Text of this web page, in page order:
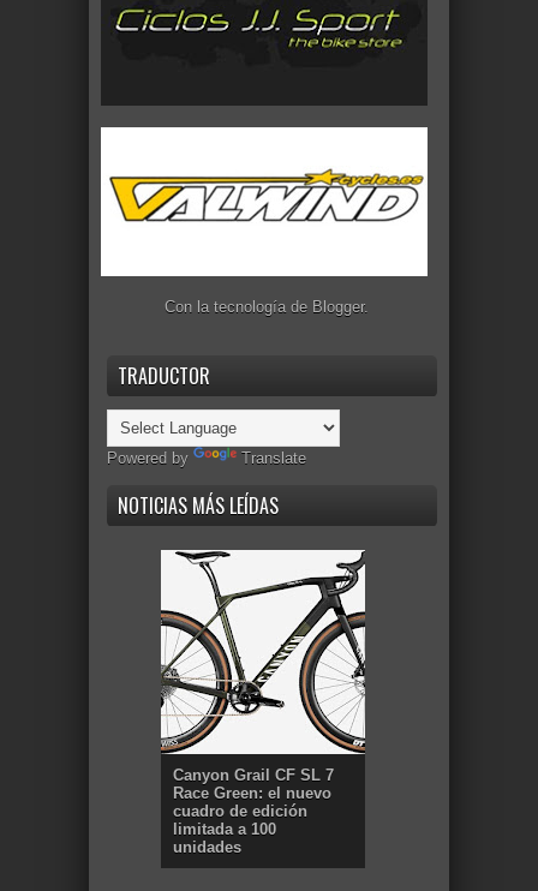
Con la tecnología de Blogger.
TRADUCTOR
Powered by Translate
NOTICIAS MÁS LEÍDAS
Canyon Grail CF SL 7
Race Green: el nuevo
cuadro de edición
limitada a 100
unidades